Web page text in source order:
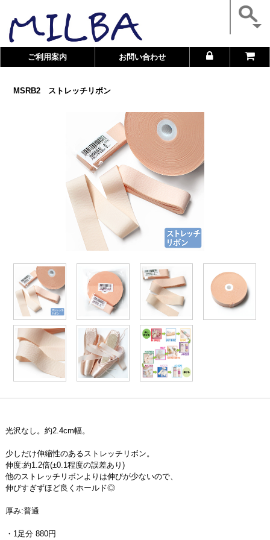
ご利用案内 お問い合わせ
MSRB2 ストレッチリボン
光沢なし。約2.4cm幅。
少しだけ伸縮性のあるストレッチリボン。
伸度:約1.2倍(±0.1程度の誤差あり)
他のストレッチリボンよりは伸びが少ないので、
伸びすぎずほど良くホールド◎
厚み:普通
・1足分 880円